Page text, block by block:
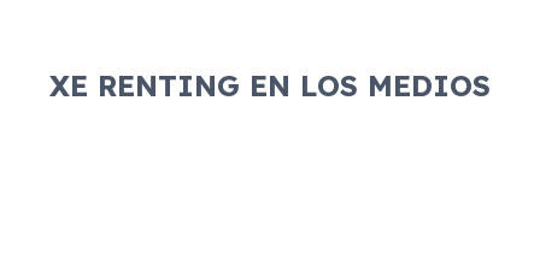
XE RENTING EN LOS MEDIOS